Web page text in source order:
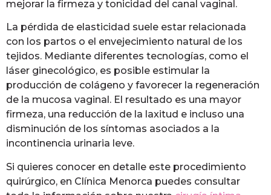
mejorar la firmeza y tonicidad del canal vaginal.
La pérdida de elasticidad suele estar relacionada
con los partos o el envejecimiento natural de los
tejidos. Mediante diferentes tecnologías, como el
láser ginecológico, es posible estimular la
producción de colágeno y favorecer la regeneración
de la mucosa vaginal. El resultado es una mayor
firmeza, una reducción de la laxitud e incluso una
disminución de los síntomas asociados a la
incontinencia urinaria leve.
Si quieres conocer en detalle este procedimiento
quirúrgico, en Clínica Menorca puedes consultar